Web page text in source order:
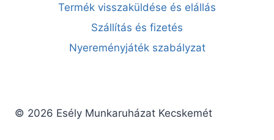
Termék visszaküldése és elállás
Szállítás és fizetés
Nyereményjáték szabályzat
© 2026 Esély Munkaruházat Kecskemét